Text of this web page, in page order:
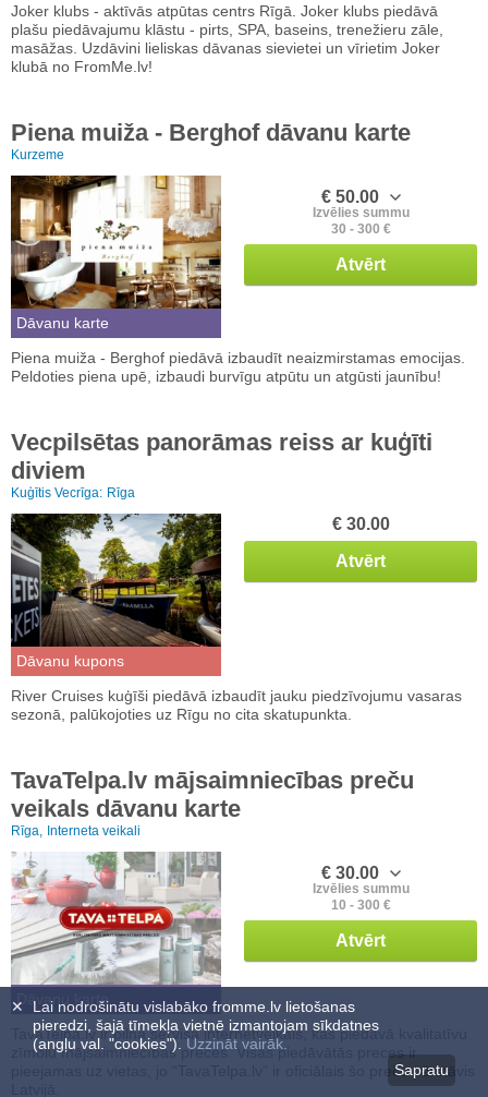
Joker klubs - aktīvās atpūtas centrs Rīgā. Joker klubs piedāvā
plašu piedāvajumu klāstu - pirts, SPA, baseins, trenežieru zāle,
masāžas. Uzdāvini lieliskas dāvanas sievietei un vīrietim Joker
klubā no FromMe.lv!
Piena muiža - Berghof dāvanu karte
Kurzeme
Dāvanu karte
€ 50.00
Izvēlies summu
30 - 300 €
Atvērt
Piena muiža - Berghof piedāvā izbaudīt neaizmirstamas emocijas.
Peldoties piena upē, izbaudi burvīgu atpūtu un atgūsti jaunību!
Vecpilsētas panorāmas reiss ar kuģīti
diviem
Kuģītis Vecrīga: Rīga
Dāvanu kupons
€ 30.00
Atvērt
River Cruises kuģīši piedāvā izbaudīt jauku piedzīvojumu vasaras
sezonā, palūkojoties uz Rīgu no cita skatupunkta.
TavaTelpa.lv mājsaimniecības preču
veikals dāvanu karte
Rīga, Interneta veikali
Dāvanu karte
€ 30.00
Izvēlies summu
10 - 300 €
Atvērt
TavaTelpa.lv ir pilna servisa internetveikals, kas piedāvā kvalitatīvu
zīmolu mājsaimniecības preces. Visas piedāvātās preces ir
pieejamas uz vietas, jo “TavaTelpa.lv” ir oficiālais šo preču pārstāvis
Lai nodrošinātu vislabāko fromme.lv lietošanas
pieredzi, šajā tīmekļa vietnē izmantojam sīkdatnes
(angļu val. "cookies"). Uzzināt vairāk.
Sapratu
✕